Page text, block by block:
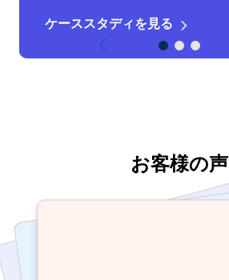
ケーススタディを見る
ケーススタディを見る
ケーススタディを見る
お客様の声